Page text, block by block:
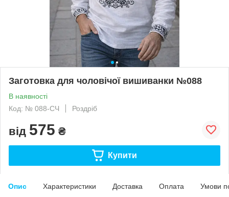
Заготовка для чоловічої вишиванки №088
В наявності
Код: № 088-СЧ
Роздріб
від 575 ₴
Купити
Опис Характеристики Доставка Оплата Умови